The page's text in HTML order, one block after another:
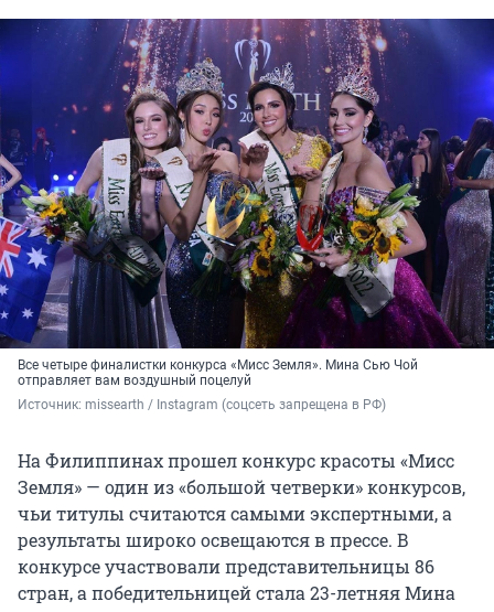
Все четыре финалистки конкурса «Мисс Земля». Мина Сью Чой
отправляет вам воздушный поцелуй
Источник: missearth / Instagram (соцсеть запрещена в РФ)
На Филиппинах прошел конкурс красоты «Мисс
Земля» — один из «большой четверки» конкурсов,
чьи титулы считаются самыми экспертными, а
результаты широко освещаются в прессе. В
конкурсе участвовали представительницы 86
стран, а победительницей стала 23-летняя Мина